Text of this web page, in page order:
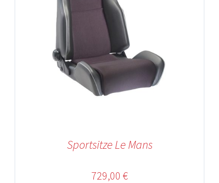
Sportsitze Le Mans
729,00 €